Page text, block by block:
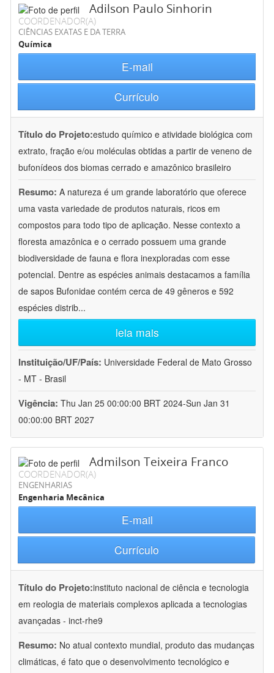
Adilson Paulo Sinhorin
COORDENADOR(A)
CIÊNCIAS EXATAS E DA TERRA
Química
E-mail
Currículo
Título do Projeto:estudo químico e atividade biológica com
extrato, fração e/ou moléculas obtidas a partir de veneno de
bufonídeos dos biomas cerrado e amazônico brasileiro
Resumo: A natureza é um grande laboratório que oferece
uma vasta variedade de produtos naturais, ricos em
compostos para todo tipo de aplicação. Nesse contexto a
floresta amazônica e o cerrado possuem uma grande
biodiversidade de fauna e flora inexploradas com esse
potencial. Dentre as espécies animais destacamos a família
de sapos Bufonidae contém cerca de 49 gêneros e 592
espécies distrib...
leia mais
Instituição/UF/País: Universidade Federal de Mato Grosso
- MT - Brasil
Vigência: Thu Jan 25 00:00:00 BRT 2024-Sun Jan 31
00:00:00 BRT 2027
Admilson Teixeira Franco
COORDENADOR(A)
ENGENHARIAS
Engenharia Mecânica
E-mail
Currículo
Título do Projeto:instituto nacional de ciência e tecnologia
em reologia de materiais complexos aplicada a tecnologias
avançadas - inct-rhe9
Resumo: No atual contexto mundial, produto das mudanças
climáticas, é fato que o desenvolvimento tecnológico e